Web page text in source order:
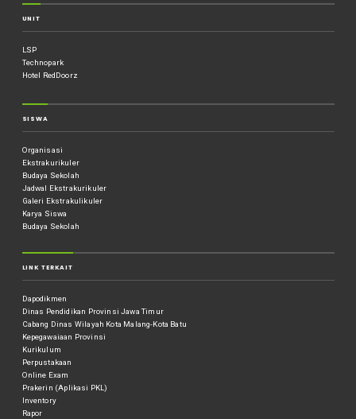
UNIT
LSP
Technopark
Hotel RedDoorz
SISWA
Organisasi
Ekstrakurikuler
Budaya Sekolah
Jadwal Ekstrakurikuler
Galeri Ekstrakulikuler
Karya Siswa
Budaya Sekolah
LINK TERKAIT
Dapodikmen
Dinas Pendidikan Provinsi Jawa Timur
Cabang Dinas Wilayah Kota Malang-Kota Batu
Kepegawaiaan Provinsi
Kurikulum
Perpustakaan
Online Exam
Prakerin (Aplikasi PKL)
Inventory
Rapor